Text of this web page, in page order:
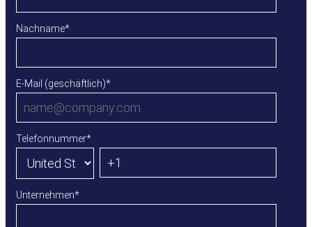
Nachname*
E-Mail (geschäftlich)*
Telefonnummer*
Unternehmen*